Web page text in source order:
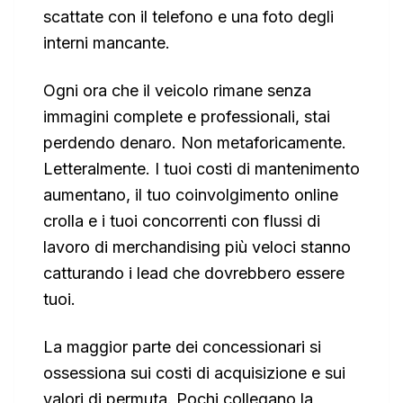
scattate con il telefono e una foto degli
interni mancante.
Ogni ora che il veicolo rimane senza
immagini complete e professionali, stai
perdendo denaro. Non metaforicamente.
Letteralmente. I tuoi costi di mantenimento
aumentano, il tuo coinvolgimento online
crolla e i tuoi concorrenti con flussi di
lavoro di merchandising più veloci stanno
catturando i lead che dovrebbero essere
tuoi.
La maggior parte dei concessionari si
ossessiona sui costi di acquisizione e sui
valori di permuta. Pochi collegano la